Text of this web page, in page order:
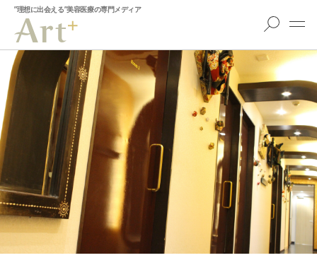
”理想に出会える”美容医療の専門メディア